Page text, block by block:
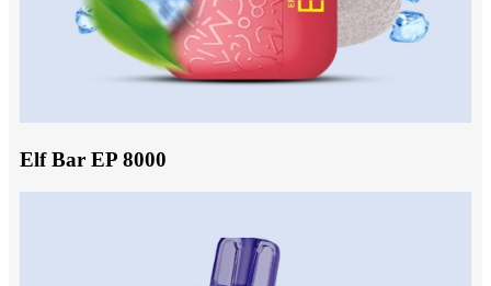
Elf Bar EP 8000